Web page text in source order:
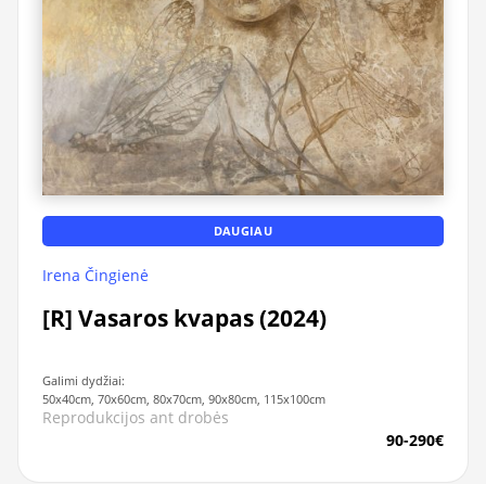
DAUGIAU
Irena Čingienė
[R] Vasaros kvapas (2024)
Galimi dydžiai:
50x40cm, 70x60cm, 80x70cm, 90x80cm, 115x100cm
Reprodukcijos ant drobės
90-290€